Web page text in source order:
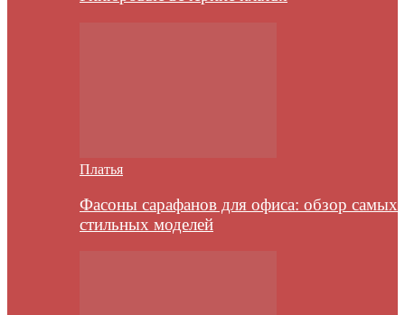
Платья
Фасоны сарафанов для офиса: обзор самых
стильных моделей